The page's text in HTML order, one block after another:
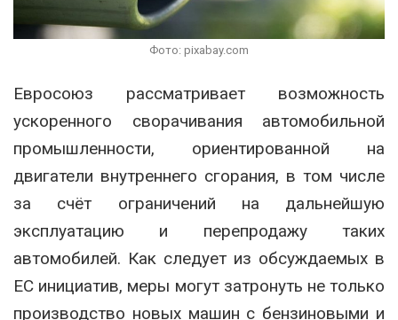
Фото: pixabay.com
Евросоюз рассматривает возможность
ускоренного сворачивания автомобильной
промышленности, ориентированной на
двигатели внутреннего сгорания, в том числе
за счёт ограничений на дальнейшую
эксплуатацию и перепродажу таких
автомобилей. Как следует из обсуждаемых в
ЕС инициатив, меры могут затронуть не только
производство новых машин с бензиновыми и